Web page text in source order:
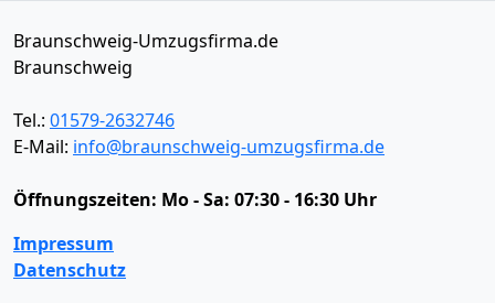
Braunschweig-Umzugsfirma.de
Braunschweig
Tel.: 01579-2632746
E-Mail: info@braunschweig-umzugsfirma.de
Öffnungszeiten: Mo - Sa: 07:30 - 16:30 Uhr
Impressum
Datenschutz